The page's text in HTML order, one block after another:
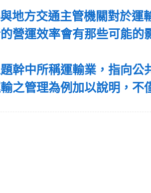
地方交通主管機關對於運
營運效率會有那些可能的
幹中所稱運輸業，指向公
之管理為例加以說明，不